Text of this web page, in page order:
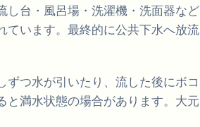
し台・風呂場・洗濯機・洗面器など
ています。最終的に公共下水へ放流
ずつ水が引いたり、流した後にボコ
と満水状態の場合があります。大元